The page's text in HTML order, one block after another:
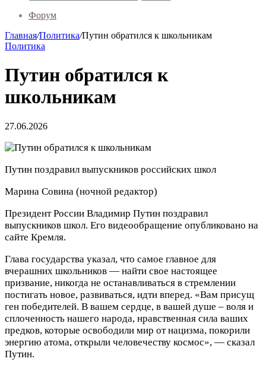
Форум
Главная/Политика/Путин обратился к школьникам
Политика
Путин обратился к
школьникам
27.06.2026
Путин поздравил выпускников российских школ
Марина Совина (ночной редактор)
Президент России Владимир Путин поздравил
выпускников школ. Его видеообращение опубликовано на
сайте Кремля.
Глава государства указал, что самое главное для
вчерашних школьников — найти свое настоящее
призвание, никогда не останавливаться в стремлении
постигать новое, развиваться, идти вперед. «Вам присущ
ген победителей. В вашем сердце, в вашей душе – воля и
сплоченность нашего народа, нравственная сила ваших
предков, которые освободили мир от нацизма, покорили
энергию атома, открыли человечеству космос», — сказал
Путин.